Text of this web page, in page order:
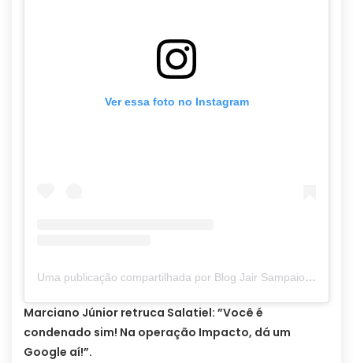
Ver essa foto no Instagram
Uma publicação compartilhada por Blog Jair Sampaio (@blogjairsampaio_)
Marciano Júnior retruca Salatiel: ”Você é
condenado sim! Na operação Impacto, dá um
Google aí!”.